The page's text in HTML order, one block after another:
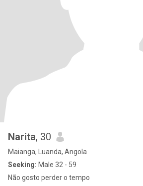
Narita, 30
Maianga, Luanda, Angola
Seeking: Male 32 - 59
Não gosto perder o tempo